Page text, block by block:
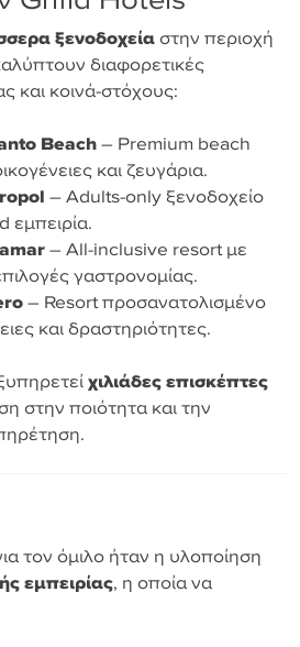
ξενοδοχείαστην περιοχή
διαφορετικές
και κοινά-στόχους:
Beach– Premium beach
και ζευγάρια.
– Adults-only ξενοδοχείο
εμπειρία.
– All-inclusive resort με
γαστρονομίας.
– Resort προσανατολισμένο
και δραστηριότητες.
χιλιάδες επισκέπτες
στην ποιότητα και την
τον όμιλο ήταν η υλοποίηση
εμπειρίας, η οποία να